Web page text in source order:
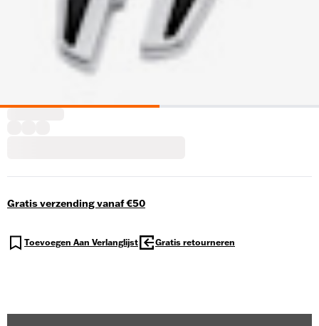
Gratis verzending vanaf €50
Toevoegen Aan Verlanglijst Gratis retourneren